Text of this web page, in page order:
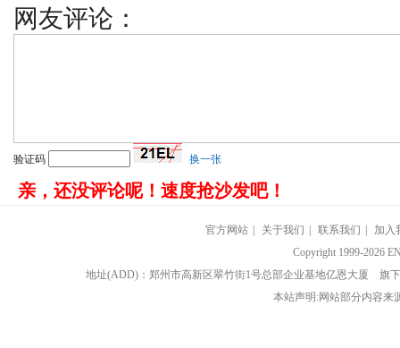
网友评论：
验证码 换一张
亲，还没评论呢！速度抢沙发吧！
官方网站 关于我们 联系我们
加入
Copyright 1999-2026
地址(ADD)：郑州市高新区翠竹街1号总部企业基地亿恩大厦 旗
本站声明:网站部分内容来